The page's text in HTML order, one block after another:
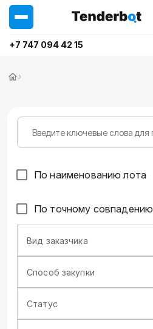
+7 747 094 42 15
›
По наименованию лота
По точному совпадению
Вид заказчика
Способ закупки
Статус